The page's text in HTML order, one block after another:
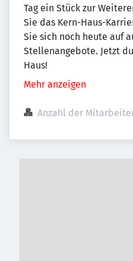
Tag ein Stück zur
Sie das Kern-Haus-
Sie sich noch heute auf
Stellenangebote. Jetzt
Haus!
Mehr anzeigen
Anzahl der